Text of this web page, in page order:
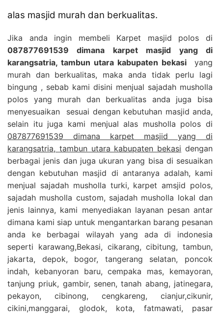
alas masjid murah dan berkualitas.
Jika anda ingin membeli Karpet masjid polos di
087877691539 dimana karpet masjid yang di
karangsatria, tambun utara kabupaten bekasi yang
murah dan berkualitas, maka anda tidak perlu lagi
bingung , sebab kami disini menjual sajadah musholla
polos yang murah dan berkualitas anda juga bisa
menyesuaikan sesuai dengan kebutuhan masjid anda,
selain itu juga kami menjual alas musholla polos di
087877691539 dimana karpet masjid yang di
karangsatria, tambun utara kabupaten bekasi dengan
berbagai jenis dan juga ukuran yang bisa di sesuaikan
dengan kebutuhan masjid di antaranya adalah, kami
menjual sajadah musholla turki, karpet amsjid polos,
sajadah musholla custom, sajadah musholla lokal dan
jenis lainnya, kami menyediakan layanan pesan antar
dimana kami siap untuk mengantarkan barang pesanan
anda ke berbagai wilayah yang ada di indonesia
seperti karawang,Bekasi, cikarang, cibitung, tambun,
jakarta, depok, bogor, tangerang selatan, poncok
indah, kebanyoran baru, cempaka mas, kemayoran,
tanjung priuk, gambir, senen, tanah abang, jatinegara,
pekayon, cibinong, cengkareng, cianjur,cikunir,
cikini,manggarai, glodok, kota, fatmawati, pasar